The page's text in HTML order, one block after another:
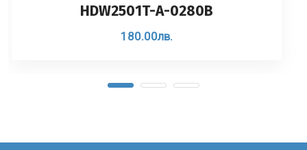
HDW2501T-A-0280B
180.00лв.